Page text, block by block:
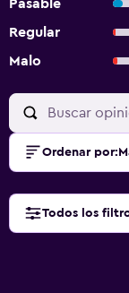
Pasable
Regular
Malo
Ordenar por:
Todos los